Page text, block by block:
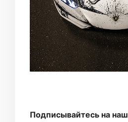
Подписывайтесь на наш